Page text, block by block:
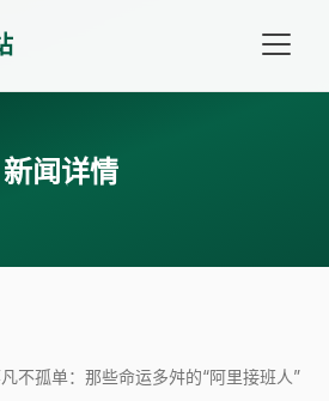
新闻详情
不孤单：那些命运多舛的“阿里接班人”